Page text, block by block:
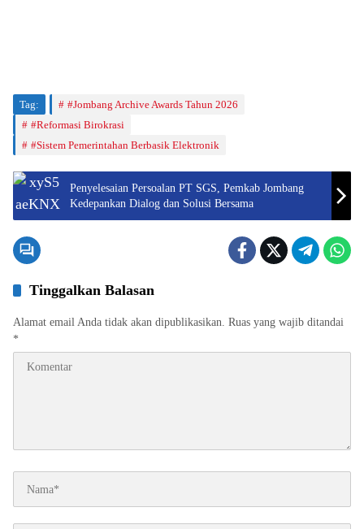
Tag:
#Jombang Archive Awards Tahun 2026
#Reformasi Birokrasi
#Sistem Pemerintahan Berbasik Elektronik
Penyelesaian Persoalan PT SGS, Pemkab Jombang
Kedepankan Dialog dan Solusi Bersama
Tinggalkan Balasan
Alamat email Anda tidak akan dipublikasikan. Ruas yang wajib ditandai
*